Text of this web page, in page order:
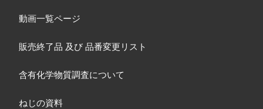
動画一覧ページ
販売終了品 及び品番変更リスト
含有化学物質調査について
ねじの資料